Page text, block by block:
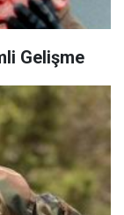
Gelişme